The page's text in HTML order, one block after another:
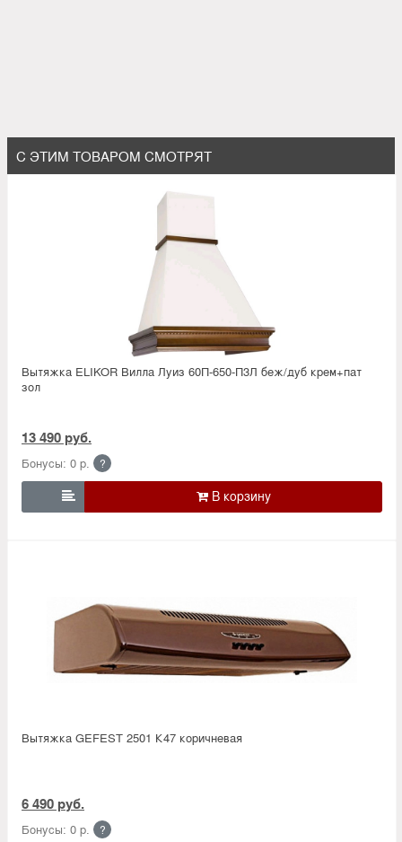
С ЭТИМ ТОВАРОМ СМОТРЯТ
Вытяжка ELIKOR Вилла Луиз 60П-650-П3Л беж/дуб крем+пат
зол
13 490 руб.
Бонусы: 0 р. ?

Вытяжка GEFEST 2501 К47 коричневая
6 490 руб.
Бонусы: 0 р. ?